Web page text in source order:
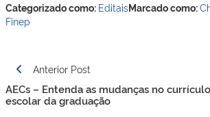
Categorizado como: EditaisMarcado como:
Finep
Navegação
de
Post
Anterior Post
AECs – Entenda as mudanças no
escolar da graduação